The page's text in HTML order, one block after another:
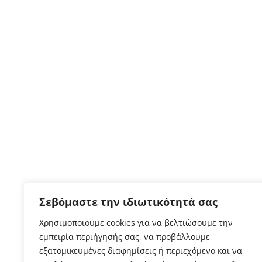
Σεβόμαστε την ιδιωτικότητά σας
Χρησιμοποιούμε cookies για να βελτιώσουμε την
εμπειρία περιήγησής σας, να προβάλλουμε
εξατομικευμένες διαφημίσεις ή περιεχόμενο και να